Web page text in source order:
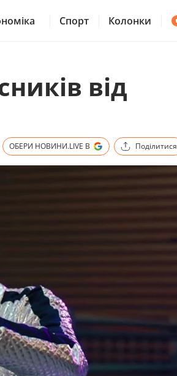
Спорт Колонки
від
ОБЕРИ НОВИНИ.LIVE В Поділитися